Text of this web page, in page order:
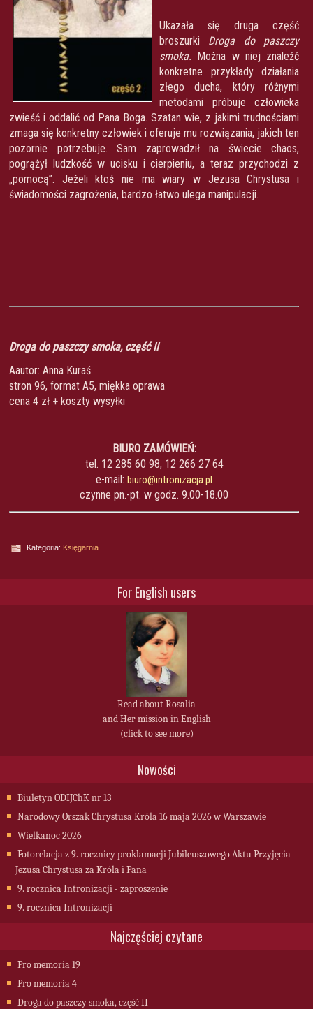
Ukazała się druga część
broszurki Droga do paszczy
smoka. Można w niej znaleźć
konkretne przykłady działania
złego ducha, który różnymi
metodami próbuje człowieka
zwieść i oddalić od Pana Boga. Szatan wie, z jakimi trudnościami
zmaga się konkretny człowiek i oferuje mu rozwiązania, jakich ten
pozornie potrzebuje. Sam zaprowadził na świecie chaos,
pogrążył ludzkość w ucisku i cierpieniu, a teraz przychodzi z
„pomocą”. Jeżeli ktoś nie ma wiary w Jezusa Chrystusa i
świadomości zagrożenia, bardzo łatwo ulega manipulacji.
Droga do paszczy smoka, część II
Aautor: Anna Kuraś
stron 96, format A5, miękka oprawa
cena 4 zł + koszty wysyłki
BIURO ZAMÓWIEŃ:
tel. 12 285 60 98, 12 266 27 64
e-mail: biuro@intronizacja.pl
czynne pn.-pt. w godz. 9.00-18.00
Kategoria: Księgarnia
For English users
Read about Rosalia
and Her mission in English
(click to see more)
Nowości
Biuletyn ODIJChK nr 13
Narodowy Orszak Chrystusa Króla 16 maja 2026 w Warszawie
Wielkanoc 2026
Fotorelacja z 9. rocznicy proklamacji Jubileuszowego Aktu Przyjęcia
Jezusa Chrystusa za Króla i Pana
9. rocznica Intronizacji - zaproszenie
9. rocznica Intronizacji
Najczęściej czytane
Pro memoria 19
Pro memoria 4
Droga do paszczy smoka, część II